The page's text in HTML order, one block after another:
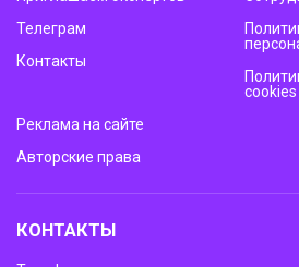
Телеграм
Контакты
cookies
Реклама на сайте
Авторские права
КОНТАКТЫ